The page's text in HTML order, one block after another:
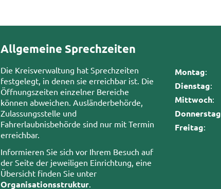
Allgemeine Sprechzeiten
Die Kreisverwaltung hat Sprechzeiten
festgelegt, in denen sie erreichbar ist. Die
Öffnungszeiten einzelner Bereiche
können abweichen. Ausländerbehörde,
Zulassungsstelle und
Fahrerlaubnisbehörde sind nur mit Termin
erreichbar.
Informieren Sie sich vor Ihrem Besuch auf
der Seite der jeweiligen Einrichtung, eine
Übersicht finden Sie unter
Organisationsstruktur
Montag:
Dienstag:
Mittwoch:
Donnerstag
Freitag: